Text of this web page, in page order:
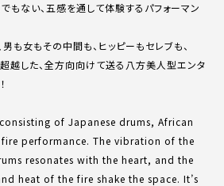
でもない、五感を通して体験するパフォーマン
も女もその中間も、ヒッピーもセレブも、
越した、全方向向けて送る八方美人型エンタ
of Japanese drums, African
performance. The vibration of the
resonates with the heart, and the
heat of the fire shake the space. It’s